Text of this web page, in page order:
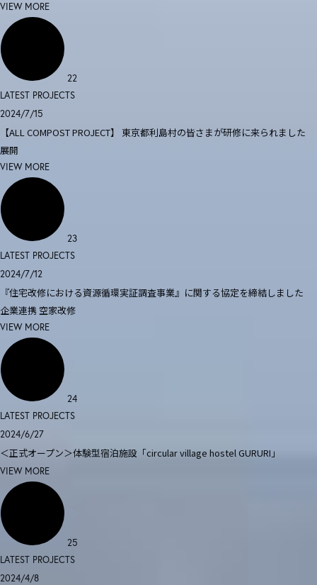
VIEW MORE
22
LATEST PROJECTS
2024/7/15
【ALL COMPOST PROJECT】 東京都利島村の皆さまが研修に来られました
展開
VIEW MORE
23
LATEST PROJECTS
2024/7/12
『住宅改修における資源循環実証調査事業』に関する協定を締結しました
企業連携 空家改修
VIEW MORE
24
LATEST PROJECTS
2024/6/27
＜正式オープン＞体験型宿泊施設「circular village hostel GURURI」
VIEW MORE
25
LATEST PROJECTS
2024/4/8